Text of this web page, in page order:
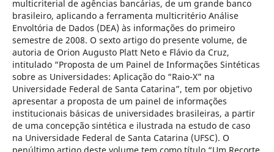
multicriterial de agências bancárias, de um grande banco
brasileiro, aplicando a ferramenta multicritério Análise
Envoltória de Dados (DEA) às informações do primeiro
semestre de 2008. O sexto artigo do presente volume, de
autoria de Orion Augusto Platt Neto e Flávio da Cruz,
intitulado “Proposta de um Painel de Informações Sintéticas
sobre as Universidades: Aplicação do “Raio-X” na
Universidade Federal de Santa Catarina”, tem por objetivo
apresentar a proposta de um painel de informações
institucionais básicas de universidades brasileiras, a partir
de uma concepção sintética e ilustrada na estudo de caso
na Universidade Federal de Santa Catarina (UFSC). O